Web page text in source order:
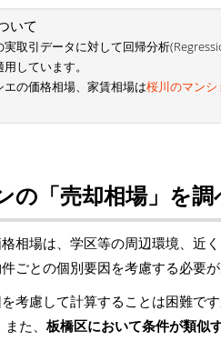
いて
取引データに対して回帰分析
しています。
の価格相場、家賃相場は桜川のマンシ
の「売却相場」を調
相場は、学区等の周辺環境、近
ごとの個別要因を考慮する必要が
考慮して計算することは困難で
た、 板橋区において条件が類似